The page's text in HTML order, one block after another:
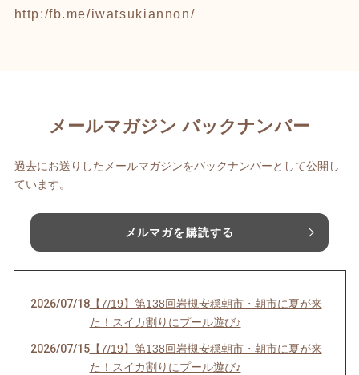
http:/fb.me/iwatsukiannon/
メールマガジン バックナンバー
過去にお送りしたメールマガジンをバックナンバーとして公開し
ています。
メルマガを購読する
2026/07/18【7/19】第138回岩槻安穏朝市・朝市に夏が来
た！スイカ割りにプール遊び♪
2026/07/15【7/19】第138回岩槻安穏朝市・朝市に夏が来
た！スイカ割りにプール遊び♪